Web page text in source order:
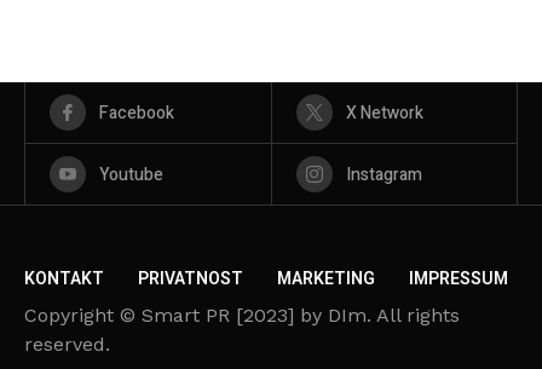
Facebook X Network
Youtube Instagram
KONTAKT PRIVATNOST MARKETING IMPRESSUM
Copyright © Smart PR [2023] by DIm. All rights
reserved.